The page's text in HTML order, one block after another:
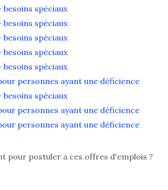
spéciaux
spéciaux
spéciaux
spéciaux
spéciaux
personnes ayant une déficience
spéciaux
personnes ayant une déficience
personnes ayant une déficience
pour postuler a ces offres d'emplois ?